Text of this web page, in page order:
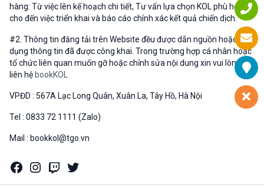
hàng: Từ việc lên kế hoạch chi tiết, Tư vấn lựa chọn KOL phù hợp
cho đến việc triển khai và báo cáo chính xác kết quả chiến dịch.
#2. Thông tin đăng tải trên Website đều được dẫn nguồn hoặc sử
dụng thông tin đã được công khai. Trong trường hợp cá nhân hoặc
tổ chức liên quan muốn gỡ hoặc chỉnh sửa nội dung xin vui lòng
liên hệ bookKOL
VPĐD : 567A Lạc Long Quân, Xuân La, Tây Hồ, Hà Nội
Tel : 0833 72 1111 (Zalo)
Mail : bookkol@tgo.vn